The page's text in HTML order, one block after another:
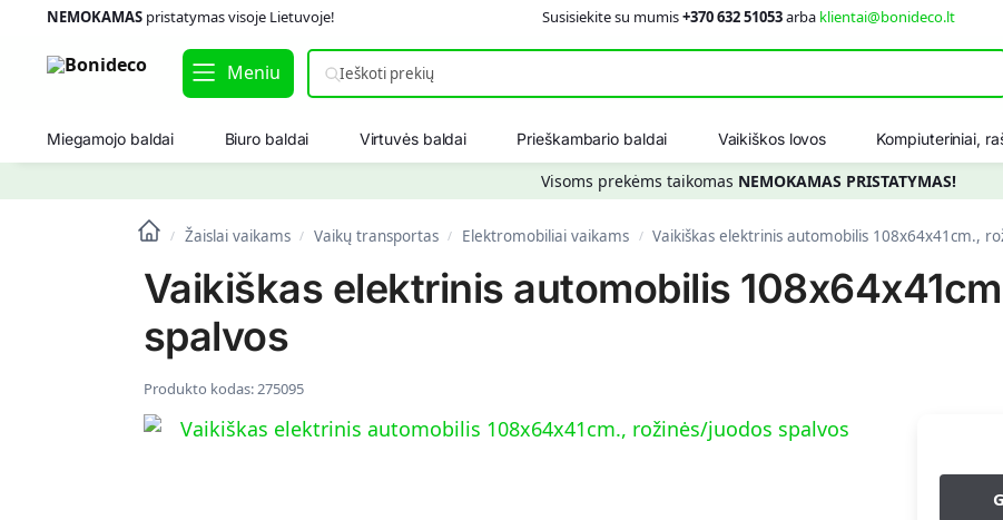
NEMOKAMASpristatymas visoje Lietuvoje! Susisiekite su mumis+370 632 51053arba klientai@bonideco.lt
Meniu
Miegamojo baldai Biuro baldai Virtuvės baldai Prieškambario baldai Vaikiškos lovos Kompiuteriniai,
Visoms prekėms taikomas NEMOKAMAS PRISTATYMAS!
/ Žaislai vaikams / Vaikų transportas / Elektromobiliai vaikams / Vaikiškas elektrinis automobilis 108x64x41cm.,
Vaikiškas elektrinis automobilis
spalvos
Produkto kodas:275095